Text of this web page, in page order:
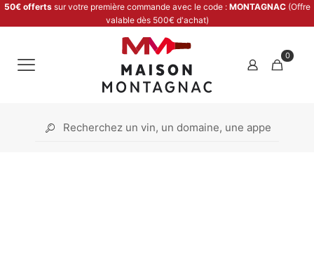
50€ offertssur votre première commande avec le code : MONTAGNAC (Offre
valable dès 500€ d'achat)
0